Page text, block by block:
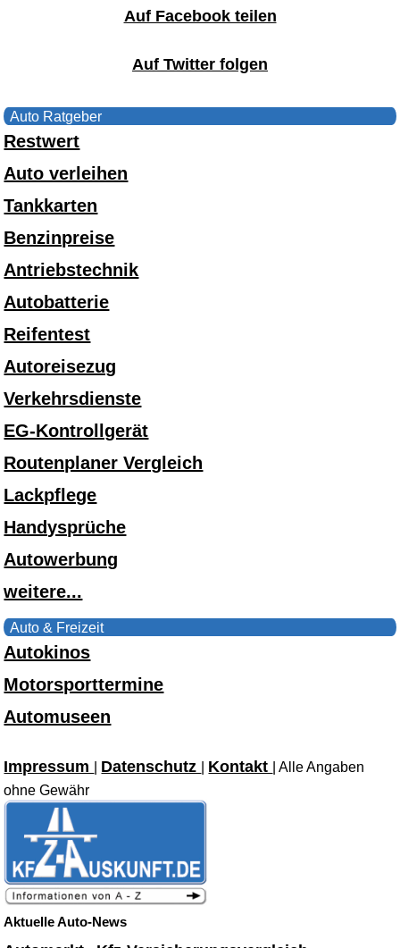
Auf Facebook teilen
Auf Twitter folgen
Auto Ratgeber
Restwert
Auto verleihen
Tankkarten
Benzinpreise
Antriebstechnik
Autobatterie
Reifentest
Autoreisezug
Verkehrsdienste
EG-Kontrollgerät
Routenplaner Vergleich
Lackpflege
Handysprüche
Autowerbung
weitere...
Auto & Freizeit
Autokinos
Motorsporttermine
Automuseen
Impressum Datenschutz Kontakt
| Alle Angaben
ohne Gewähr
Aktuelle Auto-News